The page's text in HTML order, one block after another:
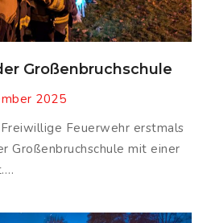
Großenbruchschule
2025
Feuerwehr erstmals
Großenbruchschule mit einer